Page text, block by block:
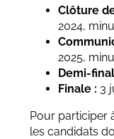
Clôture
2024,
2025,
Demi-
Finale : 3
Pour participer
les candidats